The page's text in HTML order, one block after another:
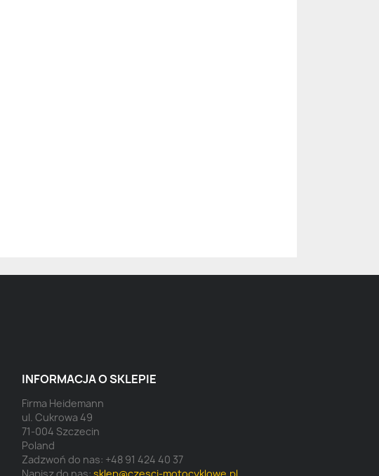
INFORMACJA O SKLEPIE
Firma Heidemann
ul. Cukrowa 49
71-004 Szczecin
Poland
Zadzwoń do nas: +48 91 424 40 37